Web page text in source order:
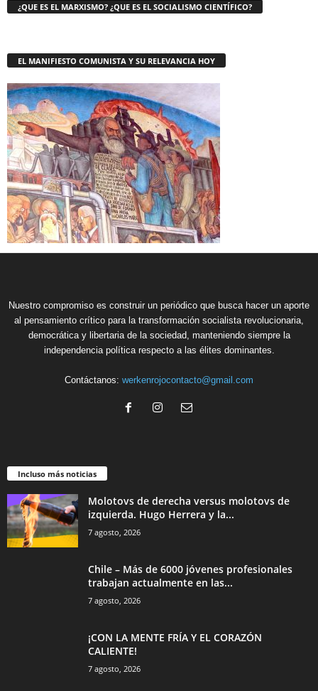
¿QUE ES EL MARXISMO? ¿QUE ES EL SOCIALISMO CIENTÍFICO?
EL MANIFIESTO COMUNISTA Y SU RELEVANCIA HOY
Nuestro compromiso es construir un periódico que busca hacer un aporte
al pensamiento crítico para la transformación socialista revolucionaria,
democrática y libertaria de la sociedad, manteniendo siempre la
independencia política respecto a las élites dominantes.
Contáctanos: werkenrojocontacto@gmail.com
Incluso más noticias
Molotovs de derecha versus molotovs de
izquierda. Hugo Herrera y la...
7 agosto, 2026
Chile – Más de 6000 jóvenes profesionales
trabajan actualmente en las...
7 agosto, 2026
¡CON LA MENTE FRÍA Y EL CORAZÓN
CALIENTE!
7 agosto, 2026